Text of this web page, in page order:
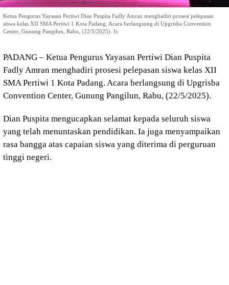
Ketua Pengurus Yayasan Pertiwi Dian Puspita Fadly Amran menghadiri prosesi pelepasan
siswa kelas XII SMA Pertiwi 1 Kota Padang. Acara berlangsung di Upgrisba Convention
Center, Gunung Pangilun, Rabu, (22/5/2025). Is
PADANG – Ketua Pengurus Yayasan Pertiwi Dian Puspita
Fadly Amran menghadiri prosesi pelepasan siswa kelas XII
SMA Pertiwi 1 Kota Padang. Acara berlangsung di Upgrisba
Convention Center, Gunung Pangilun, Rabu, (22/5/2025).
Dian Puspita mengucapkan selamat kepada seluruh siswa
yang telah menuntaskan pendidikan. Ia juga menyampaikan
rasa bangga atas capaian siswa yang diterima di perguruan
tinggi negeri.